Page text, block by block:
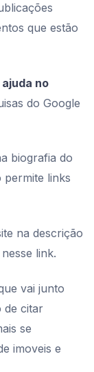
que estão
ajuda no
do Google
biografia do
permite links
na descrição
link.
vai junto
de citar
se
imoveis e